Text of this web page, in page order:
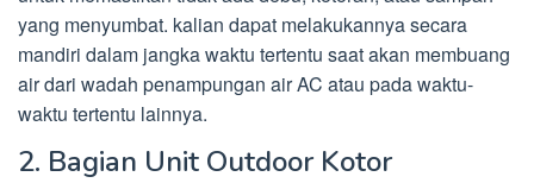
yang menyumbat. kalian dapat melakukannya secara
mandiri dalam jangka waktu tertentu saat akan membuang
air dari wadah penampungan air AC atau pada waktu-
waktu tertentu lainnya.
2. Bagian Unit Outdoor Kotor